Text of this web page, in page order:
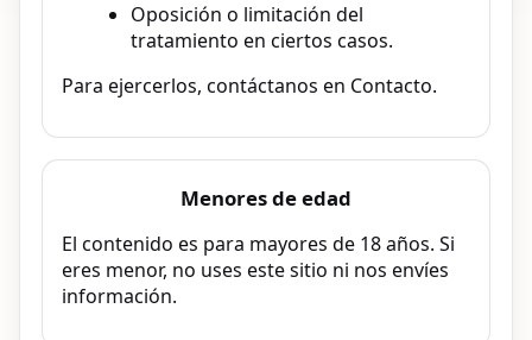
Oposición o limitación del
tratamiento en ciertos casos.
Para ejercerlos, contáctanos en Contacto.
Menores de edad
El contenido es para mayores de 18 años. Si
eres menor, no uses este sitio ni nos envíes
información.